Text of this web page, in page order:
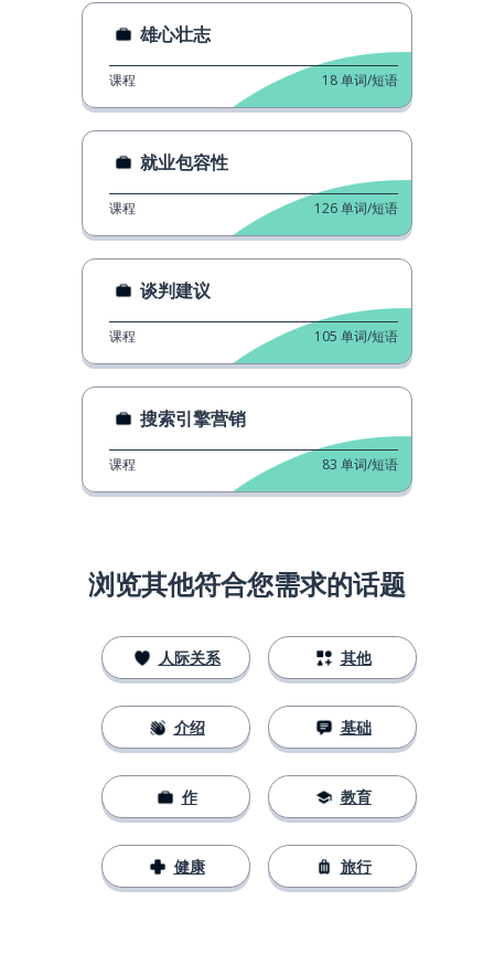
雄心壮志
课程 18单词/短语
就业包容性
课程 126单词/短语
谈判建议
课程 105 单词/短语
搜索引擎营销
课程 83 单词/短语
浏览其他符合您需求的话题
人际关系
介绍
作
健康
其他
基础
教育
旅行